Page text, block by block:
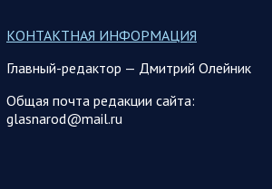
КОНТАКТНАЯ ИНФОРМАЦИЯ
Главный-редактор — Дмитрий Олейник
Общая почта редакции сайта:
glasnarod@mail.ru